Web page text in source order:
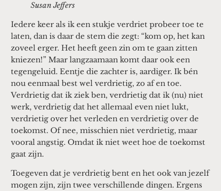
Susan Jeffers
Iedere keer als ik een stukje verdriet probeer toe te
laten, dan is daar de stem die zegt: “kom op, het kan
zoveel erger. Het heeft geen zin om te gaan zitten
kniezen!” Maar langzaamaan komt daar ook een
tegengeluid. Eentje die zachter is, aardiger. Ik bén
nou eenmaal best wel verdrietig, zo af en toe.
Verdrietig dat ik ziek ben, verdrietig dat ik (nu) niet
werk, verdrietig dat het allemaal even niet lukt,
verdrietig over het verleden en verdrietig over de
toekomst. Of nee, misschien niet verdrietig, maar
vooral angstig. Omdat ik niet weet hoe de toekomst
gaat zijn.
Toegeven dat je verdrietig bent en het ook van jezelf
mogen zijn, zijn twee verschillende dingen. Ergens